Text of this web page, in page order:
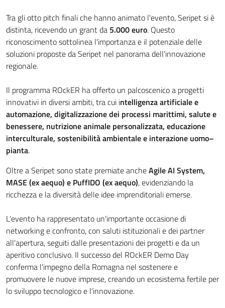
Tra gli otto pitch finali che hanno animato l'evento, Seripet si è
distinta, ricevendo un grant da 5.000 euro. Questo
riconoscimento sottolinea l'importanza e il potenziale delle
soluzioni proposte da Seripet nel panorama dell'innovazione
regionale.
Il programma ROckER ha offerto un palcoscenico a progetti
innovativi in diversi ambiti, tra cui intelligenza artificiale e
automazione, digitalizzazione dei processi marittimi, salute e
benessere, nutrizione animale personalizzata, educazione
interculturale, sostenibilità ambientale e interazione uomo–
pianta.
Oltre a Seripet sono state premiate ancheAgile AI System,
MASE (ex aequo) e PuffIDO (ex aequo), evidenziando la
ricchezza e la diversità delle idee imprenditoriali emerse.
L'evento ha rappresentato un'importante occasione di
networking e confronto, con saluti istituzionali e dei partner
all'apertura, seguiti dalle presentazioni dei progetti e da un
aperitivo conclusivo. Il successo del ROckER Demo Day
conferma l'impegno della Romagna nel sostenere e
promuovere le nuove imprese, creando un ecosistema fertile per
lo sviluppo tecnologico e l'innovazione.